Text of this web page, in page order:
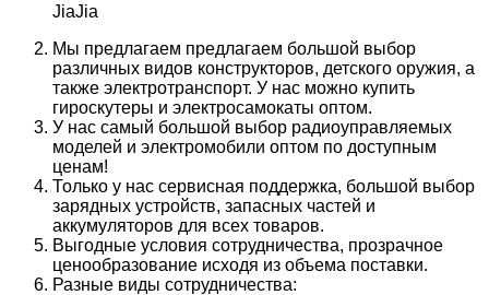
JiaJia
Мы предлагаем предлагаем большой выбор
различных видов конструкторов, детского оружия, а
также электротранспорт. У нас можно купить
гироскутеры и электросамокаты оптом.
У нас самый большой выбор радиоуправляемых
моделей и электромобили оптом по доступным
ценам!
Только у нас сервисная поддержка, большой выбор
зарядных устройств, запасных частей и
аккумуляторов для всех товаров.
Выгодные условия сотрудничества, прозрачное
ценообразование исходя из объема поставки.
Разные виды сотрудничества: